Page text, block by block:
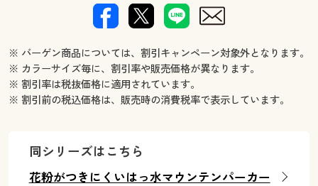
※ バーゲン商品については、割引キャンペーン対象外となります。
※ カラーサイズ毎に、割引率や販売価格が異なります。
※ 割引率は税抜価格に適用されています。
※ 割引前の税込価格は、販売時の消費税率で表示しています。
同シリーズはこちら
花粉がつきにくいはっ水マウンテンパーカー